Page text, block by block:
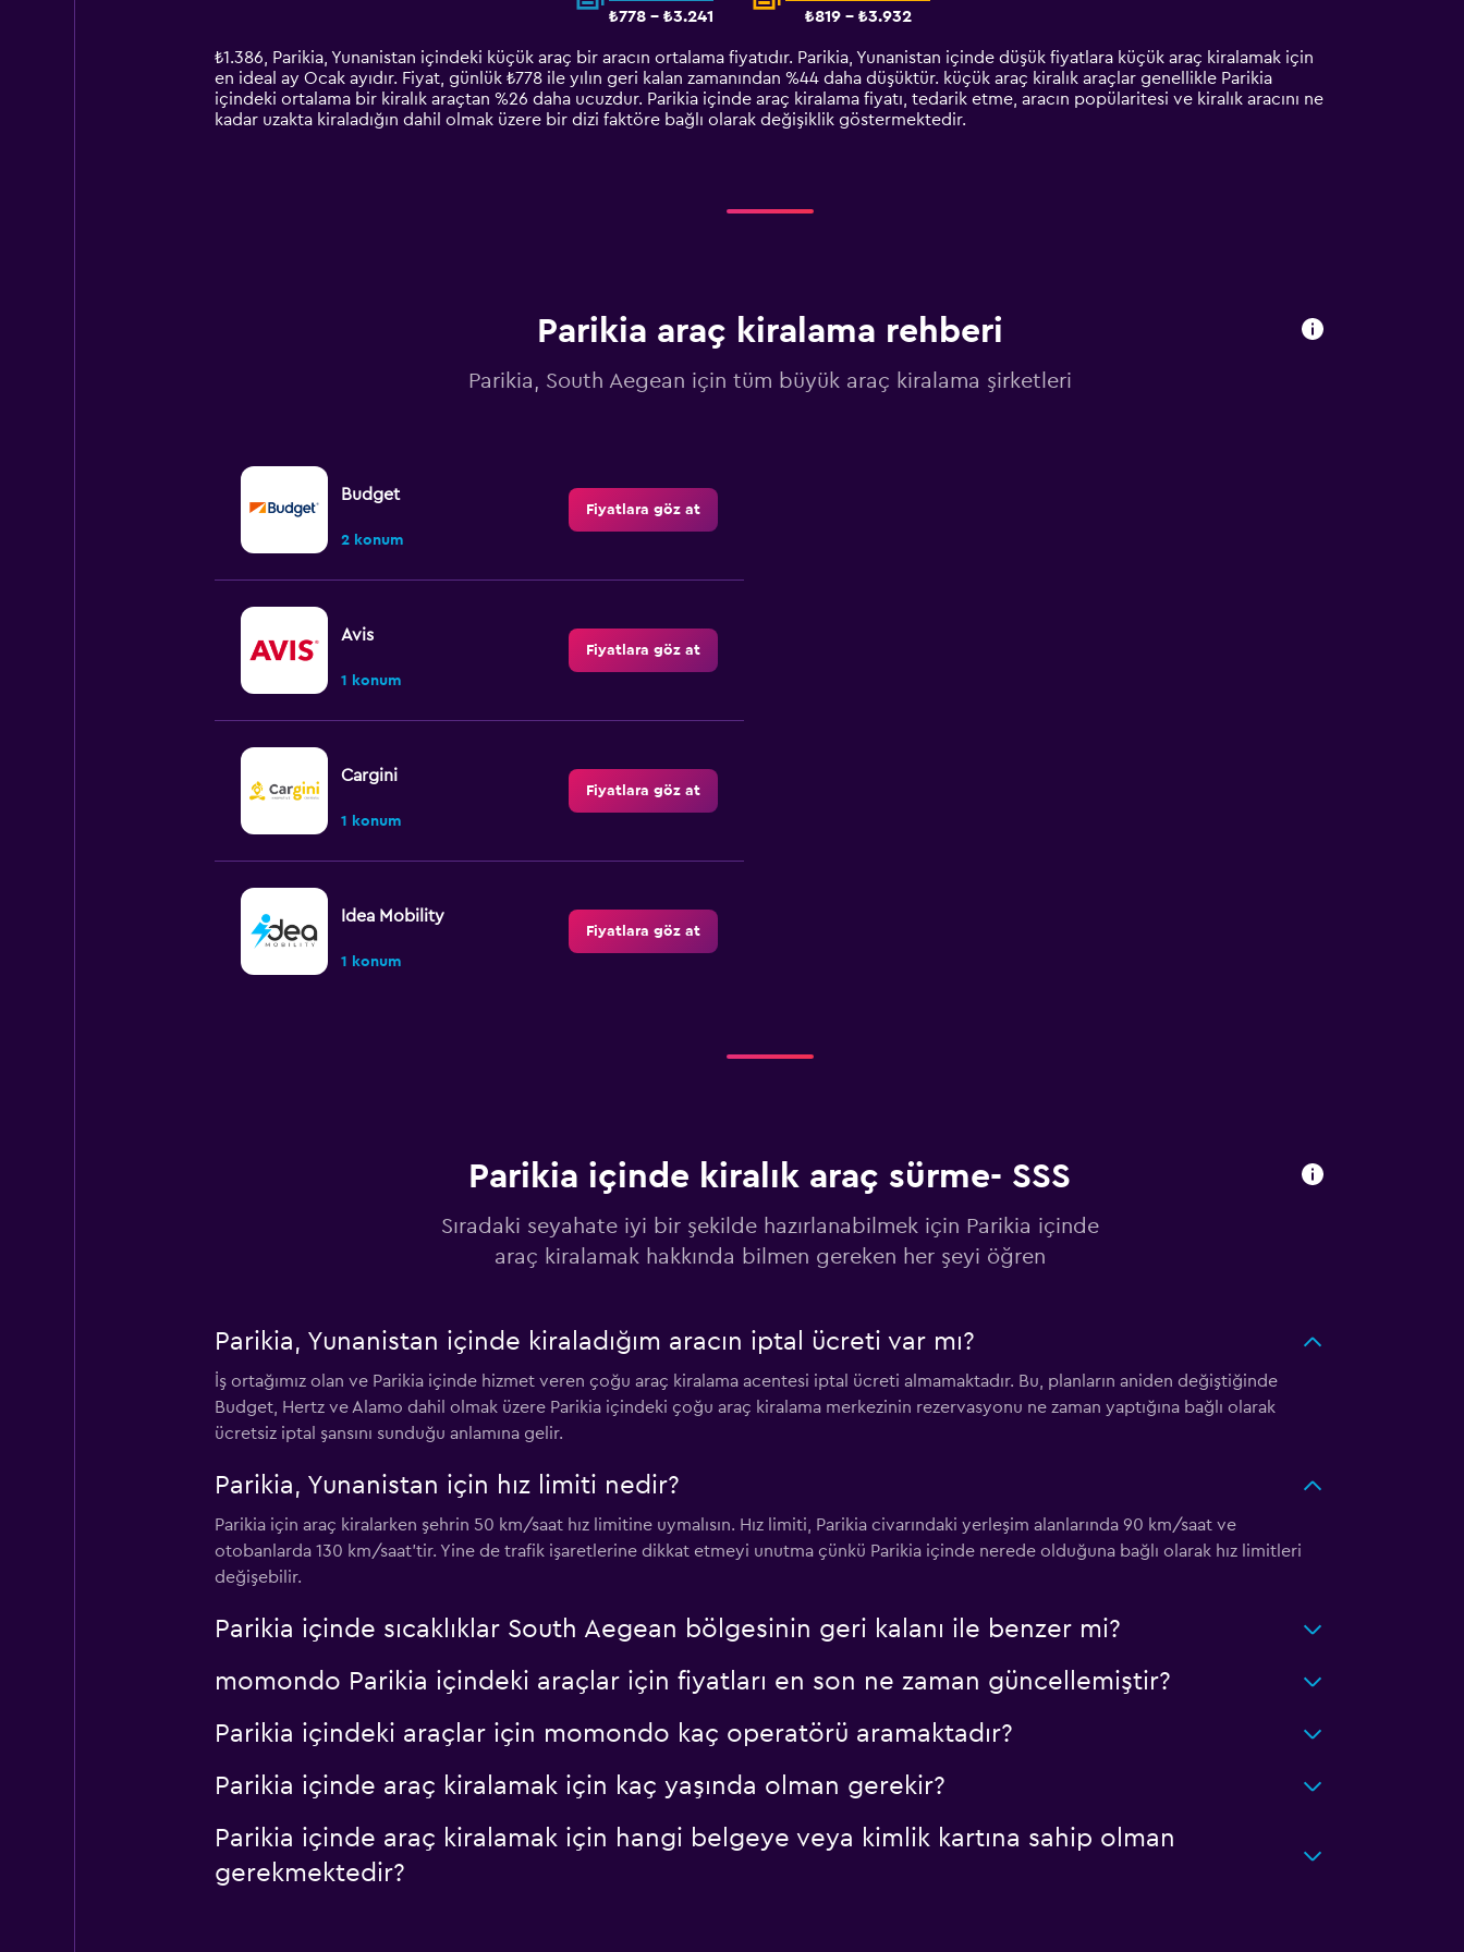
14
categories.
The
chart
₺778 - ₺3.241
₺819 - ₺3.932
₺1.386, Parikia, Yunanistan içindeki küçük araç bir aracın ortalama fiyatıdır. Parikia, Yunanistan içinde düşük fiyatlara küçük araç kiralamak için
en ideal ay Ocak ayıdır. Fiyat, günlük ₺778 ile yılın geri kalan zamanından %44 daha düşüktür. küçük araç kiralık araçlar genellikle Parikia
içindeki ortalama bir kiralık araçtan %26 daha ucuzdur. Parikia içinde araç kiralama fiyatı, tedarik etme, aracın popülaritesi ve kiralık aracını ne
kadar uzakta kiraladığın dahil olmak üzere bir dizi faktöre bağlı olarak değişiklik göstermektedir.
Parikia araç kiralama rehberi
Parikia, South Aegean için tüm büyük araç kiralama şirketleri
Budget
2 konum
Fiyatlara göz at
Avis
1 konum
Fiyatlara göz at
Cargini
1 konum
Fiyatlara göz at
Idea Mobility
1 konum
Fiyatlara göz at
Rhodium
1 konum
Fiyatlara göz at
Lets Drive
1 konum
Fiyatlara göz at
Parikia içinde kiralık araç sürme- SSS
Sıradaki seyahate iyi bir şekilde hazırlanabilmek için Parikia içinde
araç kiralamak hakkında bilmen gereken her şeyi öğren
Parikia, Yunanistan içinde kiraladığım aracın iptal ücreti var mı?
İş ortağımız olan ve Parikia içinde hizmet veren çoğu araç kiralama acentesi iptal ücreti almamaktadır. Bu, planların aniden değiştiğinde
Budget, Hertz ve Alamo dahil olmak üzere Parikia içindeki çoğu araç kiralama merkezinin rezervasyonu ne zaman yaptığına bağlı olarak
ücretsiz iptal şansını sunduğu anlamına gelir.
Parikia, Yunanistan için hız limiti nedir?
Parikia için araç kiralarken şehrin 50 km/saat hız limitine uymalısın. Hız limiti, Parikia civarındaki yerleşim alanlarında 90 km/saat ve
otobanlarda 130 km/saat'tir. Yine de trafik işaretlerine dikkat etmeyi unutma çünkü Parikia içinde nerede olduğuna bağlı olarak hız limitleri
değişebilir.
Parikia içinde sıcaklıklar South Aegean bölgesinin geri kalanı ile benzer mi?
momondo Parikia içindeki araçlar için fiyatları en son ne zaman güncellemiştir?
Parikia içindeki araçlar için momondo kaç operatörü aramaktadır?
Parikia içinde araç kiralamak için kaç yaşında olman gerekir?
Parikia içinde araç kiralamak için hangi belgeye veya kimlik kartına sahip olman
gerekmektedir?